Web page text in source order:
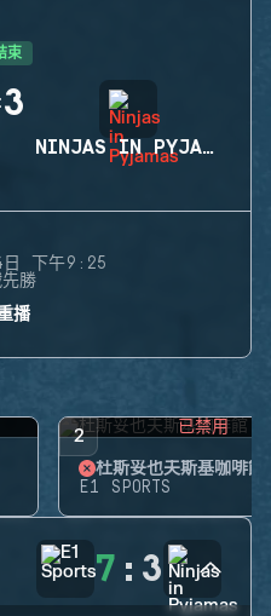
束
:3
NINJAS IN PYJAMAS
日 下午9:25
勝
播
2 已禁用
杜斯妥也夫斯基咖啡館
E1 SPORTS
7 : 3